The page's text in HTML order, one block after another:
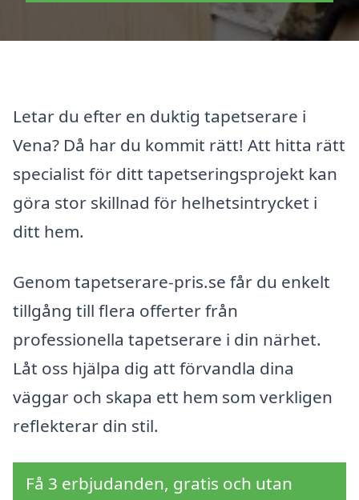
Letar du efter en duktig tapetserare i
Vena? Då har du kommit rätt! Att hitta rätt
specialist för ditt tapetseringsprojekt kan
göra stor skillnad för helhetsintrycket i
ditt hem.
Genom tapetserare-pris.se får du enkelt
tillgång till flera offerter från
professionella tapetserare i din närhet.
Låt oss hjälpa dig att förvandla dina
väggar och skapa ett hem som verkligen
reflekterar din stil.
Få 3 erbjudanden, gratis och utan